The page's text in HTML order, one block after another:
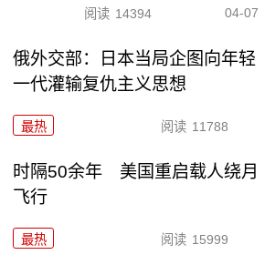
阅读 14394 04-07
俄外交部：日本当局企图向年轻
一代灌输复仇主义思想
最热 阅读 11788
时隔50余年 美国重启载人绕月
飞行
最热 阅读 15999